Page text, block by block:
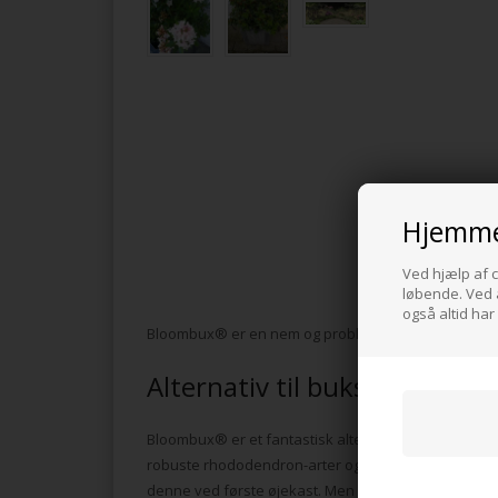
Ved hjælp af
løbende. Ved
også altid
Bloombux® er en nem og problemløs
Alternativ til buksbom
Bloombux® er et fantastisk alternativ til den
robuste rhododendron-arter og er avlet til at være
denne ved første øjekast. Men i modsætning til